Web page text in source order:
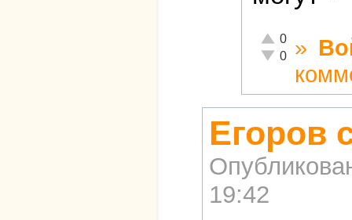
Отлично!
0
Неадекватно!
0 »
Егоров
19:42